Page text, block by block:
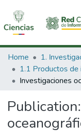
Communities &
All of DSpace
Home
Publication: